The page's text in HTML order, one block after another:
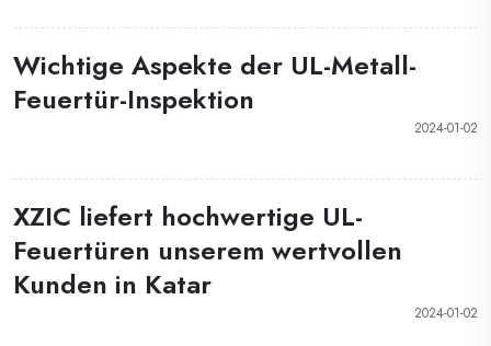
Wichtige Aspekte der UL-Metall-
Feuertür-Inspektion
2024-01-02
XZIC liefert hochwertige UL-
Feuertüren unserem wertvollen
Kunden in Katar
2024-01-02